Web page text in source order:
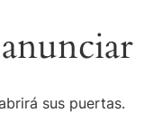
sus puertas.